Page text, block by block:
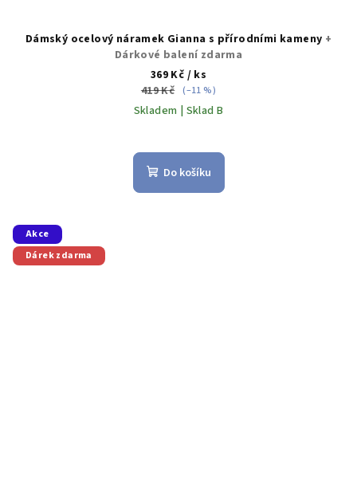
Dámský ocelový náramek Gianna s přírodními kameny +
Dárkové balení zdarma
369 Kč / ks
419 Kč (–11 %)
Skladem | Sklad B
Do košíku
Akce
Dárek zdarma